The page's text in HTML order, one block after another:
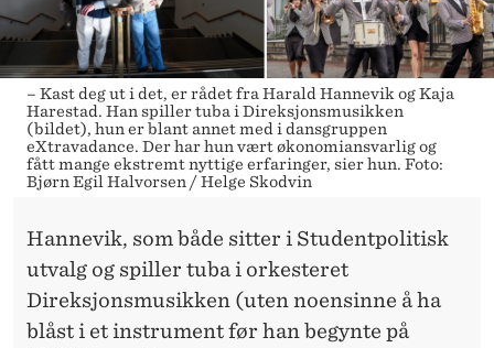
– Kast deg ut i det, er rådet fra Harald Hannevik og Kaja
Harestad. Han spiller tuba i Direksjonsmusikken
(bildet), hun er blant annet med i dansgruppen
eXtravadance. Der har hun vært økonomiansvarlig og
fått mange ekstremt nyttige erfaringer, sier hun. Foto:
Bjørn Egil Halvorsen / Helge Skodvin
Hannevik, som både sitter i Studentpolitisk
utvalg og spiller tuba i orkesteret
Direksjonsmusikken (uten noensinne å ha
blåst i et instrument før han begynte på